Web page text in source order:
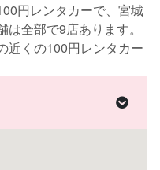
円レンタカーで、宮城
全部で9店あります。
近くの100円レンタカー